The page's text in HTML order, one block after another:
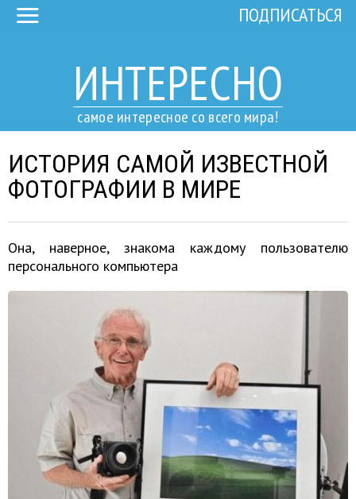
ИНТЕРЕСНО
самое интересное со всего мира!
ПОДПИСАТЬСЯ
ИСТОРИЯ САМОЙ ИЗВЕСТНОЙ
ФОТОГРАФИИ В МИРЕ
Она, наверное, знакома каждому пользователю
персонального компьютера